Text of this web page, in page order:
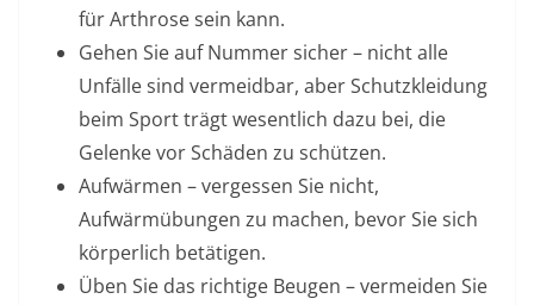
für Arthrose sein kann.
Gehen Sie auf Nummer sicher – nicht alle
Unfälle sind vermeidbar, aber Schutzkleidung
beim Sport trägt wesentlich dazu bei, die
Gelenke vor Schäden zu schützen.
Aufwärmen – vergessen Sie nicht,
Aufwärmübungen zu machen, bevor Sie sich
körperlich betätigen.
Üben Sie das richtige Beugen – vermeiden Sie